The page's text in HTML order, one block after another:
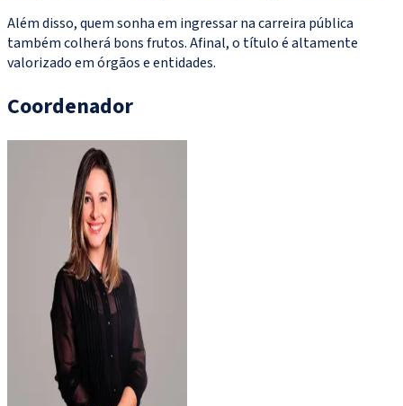
Além disso, quem sonha em ingressar na carreira pública
também colherá bons frutos. Afinal, o título é altamente
valorizado em órgãos e entidades.
Coordenador